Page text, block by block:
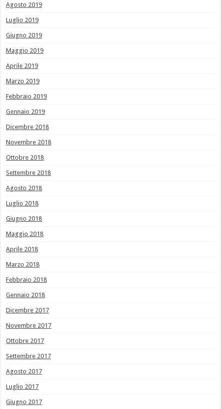
Agosto 2019
Luglio 2019
Giugno 2019
Maggio 2019
Aprile 2019
Marzo 2019
Febbraio 2019
Gennaio 2019
Dicembre 2018
Novembre 2018
Ottobre 2018
Settembre 2018
Agosto 2018
Luglio 2018
Giugno 2018
Maggio 2018
Aprile 2018
Marzo 2018
Febbraio 2018
Gennaio 2018
Dicembre 2017
Novembre 2017
Ottobre 2017
Settembre 2017
Agosto 2017
Luglio 2017
Giugno 2017